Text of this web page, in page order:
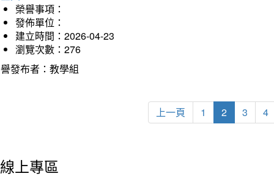
榮譽事項：
發佈單位：
建立時間：2026-04-23
瀏覽次數：276
發布者：教學組
上一頁 1 2 3 4
線上專區